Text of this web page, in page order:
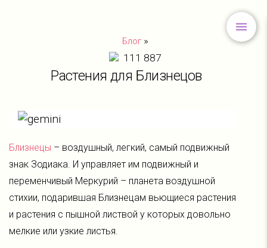
Блог»
111 887
Растения для Близнецов
Близнецы – воздушный, легкий, самый подвижный
знак Зодиака. И управляет им подвижный и
переменчивый Меркурий – планета воздушной
стихии, подарившая Близнецам вьющиеся растения
и растения с пышной листвой у которых довольно
мелкие или узкие листья.